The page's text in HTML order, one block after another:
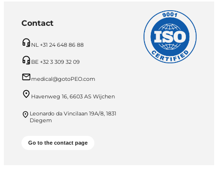
Contact
NL +31 24 648 86 88
BE +32 3 309 32 09
medical@gotoPEO.com
Havenweg 16, 6603 AS Wijchen
Leonardo da Vincilaan 19A/8, 1831
Diegem
Go to the contact page